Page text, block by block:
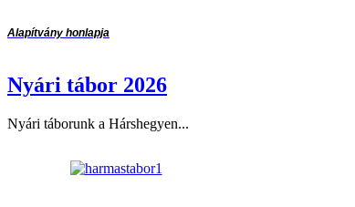
Alapítvány honlapja
Nyári tábor 2026
Nyári táborunk a Hárshegyen...